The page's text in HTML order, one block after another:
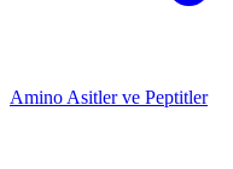
Amino Asitler ve Peptitler